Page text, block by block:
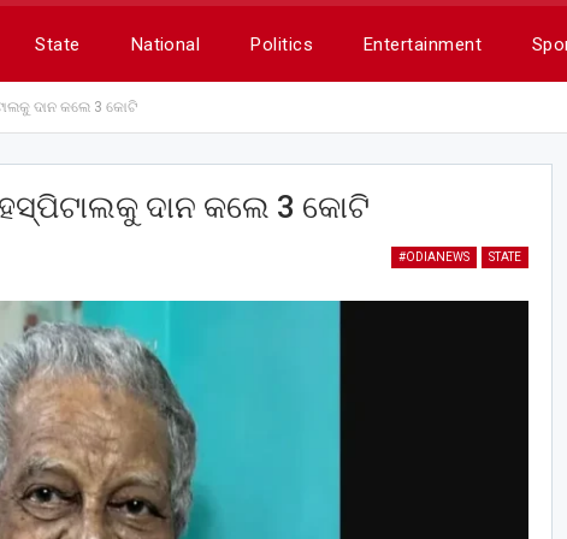
State National Politics Entertainment
ଦାନ କଲେ 3 କୋଟି
ଦାନ କଲେ 3 କୋଟି
#ODIANEWS STATE